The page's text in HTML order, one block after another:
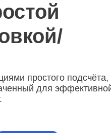
простого подсчёта,
для